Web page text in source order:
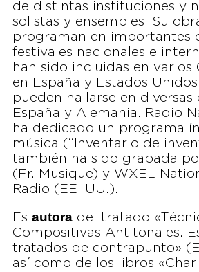
de distintas instituciones y
solistas y ensembles. Su
programan en importantes
festivales nacionales e
han sido incluidas en varios
en España y Estados
pueden hallarse en diversas
España y Alemania. Radio
ha dedicado un programa
música (“Inventario de
también ha sido grabada
(Fr. Musique) y WXEL
Radio (EE. UU.).
Es autoradel tratado
Compositivas Antitonales.
tratados de contrapunto»
así como de los libros